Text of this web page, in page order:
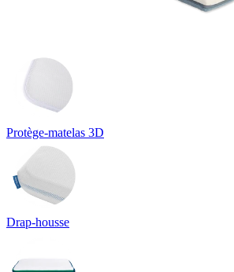
Protège-matelas 3D
Drap-housse